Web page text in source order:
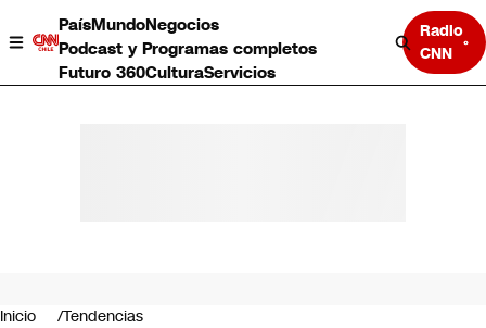
PaísMundoNegocios
Podcast y Programas completos
Futuro 360CulturaServicios
Radio
CNN
Negocios
Inicio Tendencias